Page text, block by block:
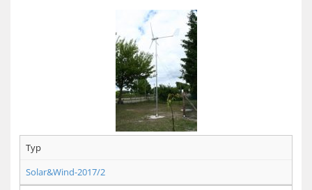
Typ
Solar&Wind-2017/2